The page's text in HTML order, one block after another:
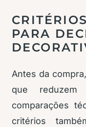
PARA
Antes da
que reduzem
comparações
critérios